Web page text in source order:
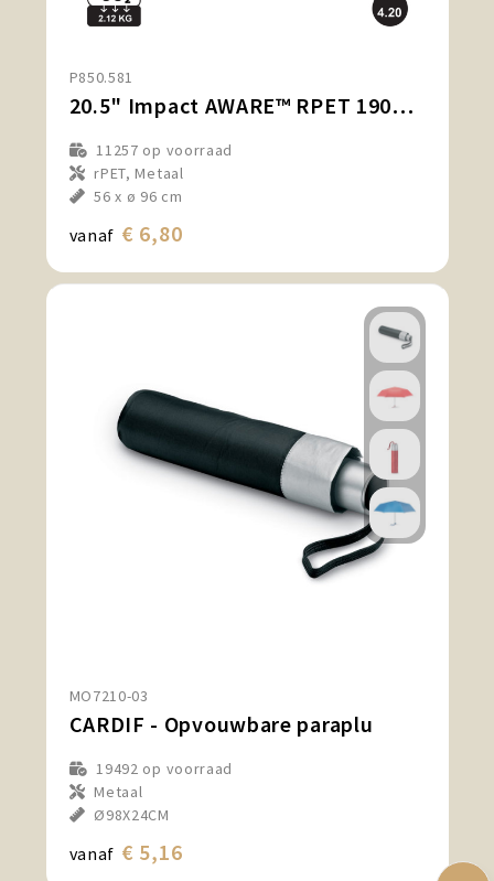
P850.581
20.5" Impact AWARE™ RPET 190T mini paraplu
11257 op voorraad
rPET, Metaal
56 x ø 96 cm
vanaf € 6,80
MO7210-03
CARDIF - Opvouwbare paraplu
19492 op voorraad
Metaal
Ø98X24CM
vanaf € 5,16